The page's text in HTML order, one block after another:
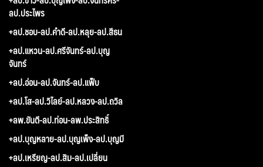
ลป.ประไพร
+ลป.ชอบ-ลป.คำดี-ลป.หลุย-ลป.สีธน
+ลป.แหวน-ลป.ศรีจันทร์-ลป.บุญ
จันทร์
+ลป.อ่อน-ลป.จันทร์-ลป.แฟ็บ
+ลป.โส-ลป.วิไลย์-ลป.หลวง-ลป.ถวิล
+ลพ.ขันตี-ลป.ท่อน-ลพ.ประสิทธิ์
+ลป.บุญหลาย-ลป.บุญเพ็ง-ลป.บุญมี
+ลป.เหรียญ-ลป.สิม-ลป.เปลี่ยน